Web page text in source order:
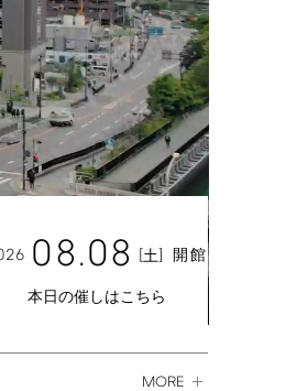
08.08 [土] 開館
本日の催しはこちら
MORE